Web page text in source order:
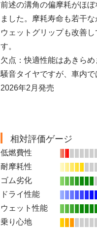
前述の溝角の偏摩耗がほ
ました。摩耗寿命も若干
ウェットグリップも改善
す。
欠点：快適性能はあきら
騒音タイヤですが、車内で
2026年2月発売
相対評価ゲージ
低燃費性
耐摩耗性
ゴム劣化
ドライ性能
ウェット性能
乗り心地